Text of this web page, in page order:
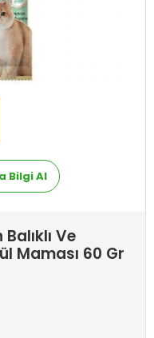
Bilgi Al
Ve
Maması 60 Gr